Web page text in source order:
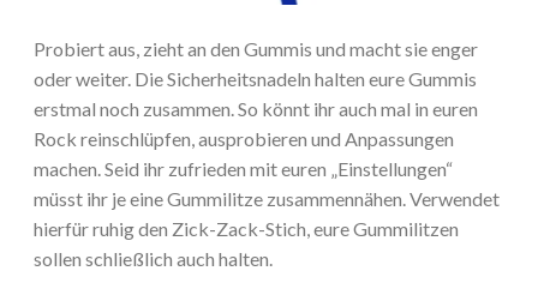
Probiert aus, zieht an den Gummis und macht sie enger
oder weiter. Die Sicherheitsnadeln halten eure Gummis
erstmal noch zusammen. So könnt ihr auch mal in euren
Rock reinschlüpfen, ausprobieren und Anpassungen
machen. Seid ihr zufrieden mit euren „Einstellungen“
müsst ihr je eine Gummilitze zusammennähen. Verwendet
hierfür ruhig den Zick-Zack-Stich, eure Gummilitzen
sollen schließlich auch halten.